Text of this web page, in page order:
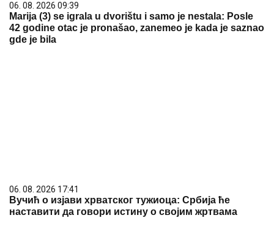
06. 08. 2026 09:39
Marija (3) se igrala u dvorištu i samo je nestala: Posle
42 godine otac je pronašao, zanemeo je kada je saznao
gde je bila
06. 08. 2026 17:41
Вучић о изјави хрватског тужиоца: Србија ће
наставити да говори истину о својим жртвама